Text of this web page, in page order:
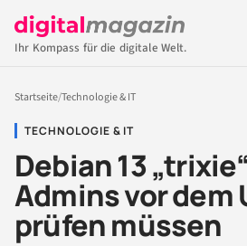
Ihr Kompass für die digitale Welt.
Startseite/Technologie & IT
TECHNOLOGIE & IT
Debian 13
Admins vor dem
prüfen müssen